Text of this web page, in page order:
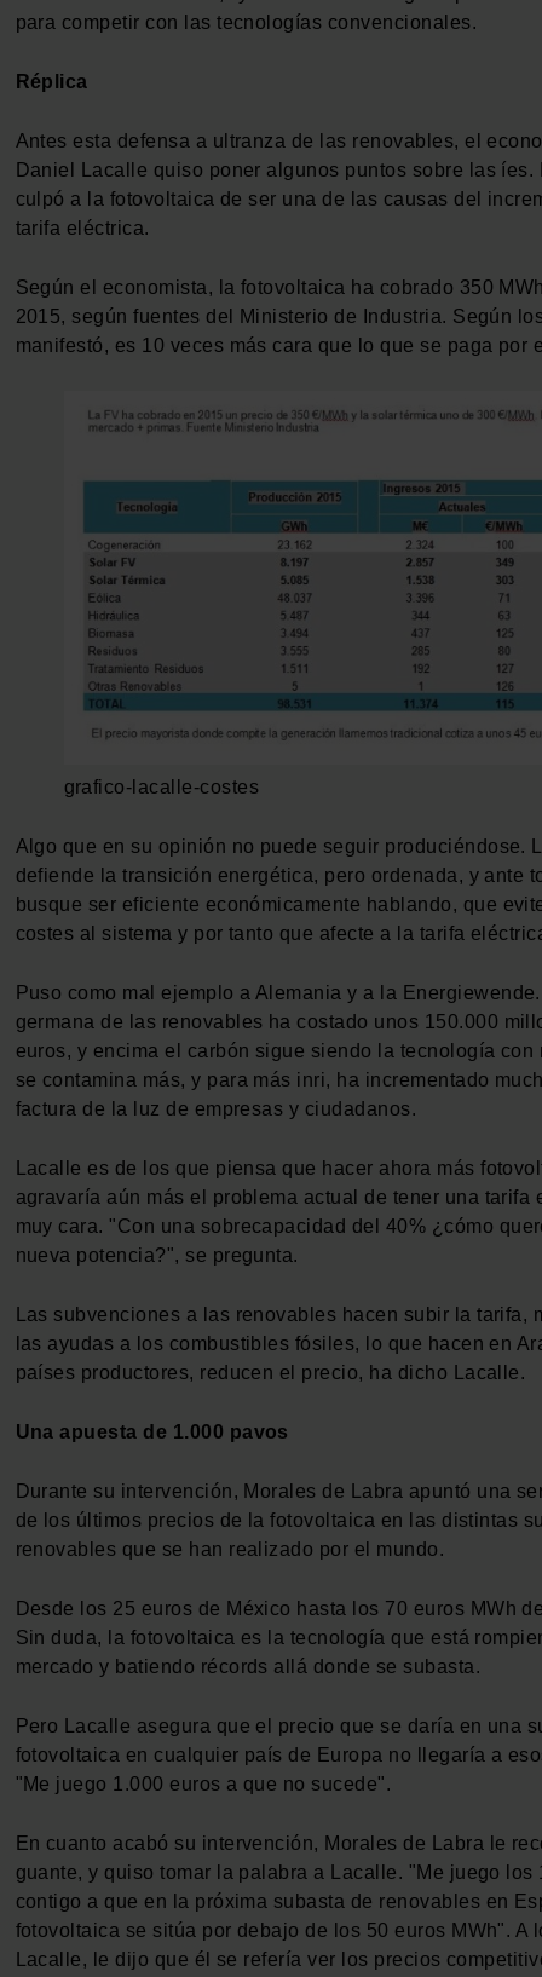
para competir con las tecnologías convencionales.
Réplica
Antes esta defensa a ultranza de las renovables, el
Daniel Lacalle quiso poner algunos puntos sobre las íes.
culpó a la fotovoltaica de ser una de las causas del
tarifa eléctrica.
Según el economista, la fotovoltaica ha cobrado 350
2015, según fuentes del Ministerio de Industria. Según
manifestó, es 10 veces más cara que lo que se paga por
grafico-lacalle-costes
Algo que en su opinión no puede seguir produciéndose.
defiende la transición energética, pero ordenada, y ante
busque ser eficiente económicamente hablando, que
costes al sistema y por tanto que afecte a la tarifa
Puso como mal ejemplo a Alemania y a la
germana de las renovables ha costado unos 150.000
euros, y encima el carbón sigue siendo la tecnología con
se contamina más, y para más inri, ha incrementado
factura de la luz de empresas y ciudadanos.
Lacalle es de los que piensa que hacer ahora más
agravaría aún más el problema actual de tener una tarifa
muy cara. "Con una sobrecapacidad del 40% ¿cómo
nueva potencia?", se pregunta.
Las subvenciones a las renovables hacen subir la tarifa,
las ayudas a los combustibles fósiles, lo que hacen en
países productores, reducen el precio, ha dicho Lacalle.
Una apuesta de 1.000 pavos
Durante su intervención, Morales de Labra apuntó una
de los últimos precios de la fotovoltaica en las distintas
renovables que se han realizado por el mundo.
Desde los 25 euros de México hasta los 70 euros MWh
Sin duda, la fotovoltaica es la tecnología que está
mercado y batiendo récords allá donde se subasta.
Pero Lacalle asegura que el precio que se daría en una
fotovoltaica en cualquier país de Europa no llegaría a
"Me juego 1.000 euros a que no sucede".
En cuanto acabó su intervención, Morales de Labra le
guante, y quiso tomar la palabra a Lacalle. "Me juego los
contigo a que en la próxima subasta de renovables en
fotovoltaica se sitúa por debajo de los 50 euros MWh". A
Lacalle, le dijo que él se refería ver los precios